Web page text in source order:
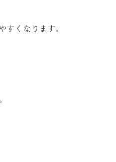
くなります。